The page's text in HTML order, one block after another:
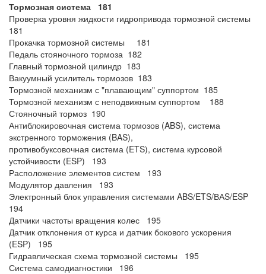
Тормозная система 181
Проверка уровня жидкости гидропривода тормозной системы
181
Прокачка тормозной системы 181
Педаль стояночного тормоза 182
Главный тормозной цилиндр 183
Вакуумный усилитель тормозов 183
Тормозной механизм с "плавающим" суппортом 185
Тормозной механизм с неподвижным суппортом 188
Стояночный тормоз 190
Антиблокировочная система тормозов (ABS), система
экстренного торможения (BAS),
противобуксовочная система (ETS), система курсовой
устойчивости (ESP) 193
Расположение элементов систем 193
Модулятор давления 193
Электронный блок управления системами ABS/ETS/ВАS/ESP
194
Датчики частоты вращения колес 195
Датчик отклонения от курса и датчик бокового ускорения
(ESP) 195
Гидравлическая схема тормозной системы 195
Система самодиагностики 196